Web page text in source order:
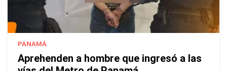
PANAMÁ
Aprehenden a hombre que ingresó a las